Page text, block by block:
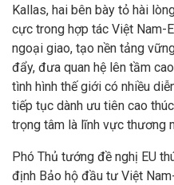
Kallas, hai bên bày tỏ hài
cực trong hợp tác Việt Nam-
ngoại giao, tạo nền tảng
đẩy, đưa quan hệ lên tầm
tình hình thế giới có nhiều
tiếp tục dành ưu tiên cao
trọng tâm là lĩnh vực thương
Phó Thủ tướng đề nghị EU
định Bảo hộ đầu tư Việt